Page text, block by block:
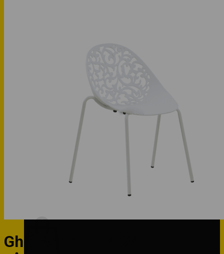
Hotline: 0947 323438
Ghế Pantry – PT24